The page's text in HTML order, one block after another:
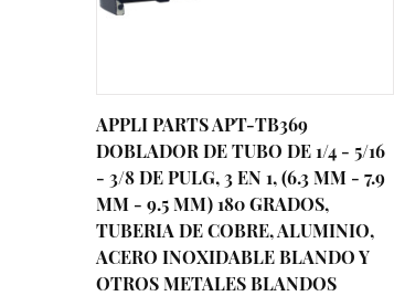
APPLI PARTS APT-TB369
DOBLADOR DE TUBO DE 1/4 - 5/16
- 3/8 DE PULG, 3 EN 1, (6.3 MM - 7.9
MM - 9.5 MM) 180 GRADOS,
TUBERIA DE COBRE, ALUMINIO,
ACERO INOXIDABLE BLANDO Y
OTROS METALES BLANDOS